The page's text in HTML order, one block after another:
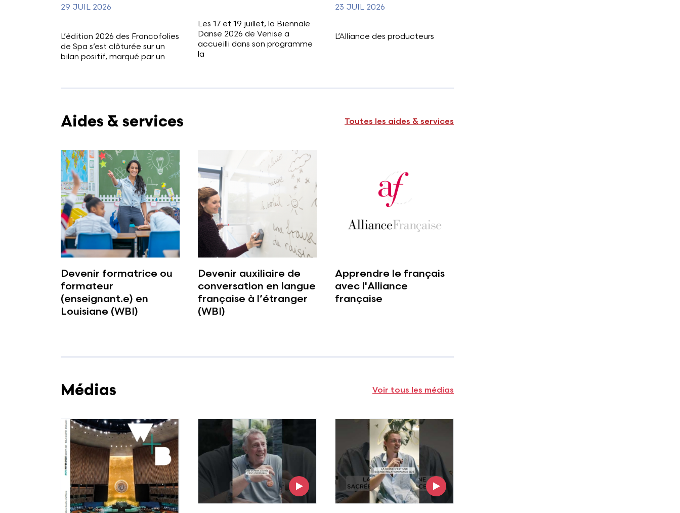
29 JUIL 2026
L’édition 2026 des Francofolies
de Spa s’est clôturée sur un
bilan positif, marqué par un
Les 17 et 19 juillet, la Biennale
Danse 2026 de Venise a
accueilli dans son programme
la
23 JUIL 2026
L’Alliance des producteurs
Aides & services Toutes les aides & services
Devenir formatrice ou
formateur
(enseignant.e) en
Louisiane (WBI)
Devenir auxiliaire de
conversation en langue
française à l’étranger
(WBI)
Apprendre le français
avec l'Alliance
française
Médias Voir tous les médias
Voir plus Voir l'image Voir l'image